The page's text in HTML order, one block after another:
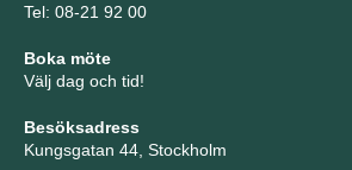
Tel: 08-21 92 00
Boka möte
Välj dag och tid!
Besöksadress
Kungsgatan 44, Stockholm